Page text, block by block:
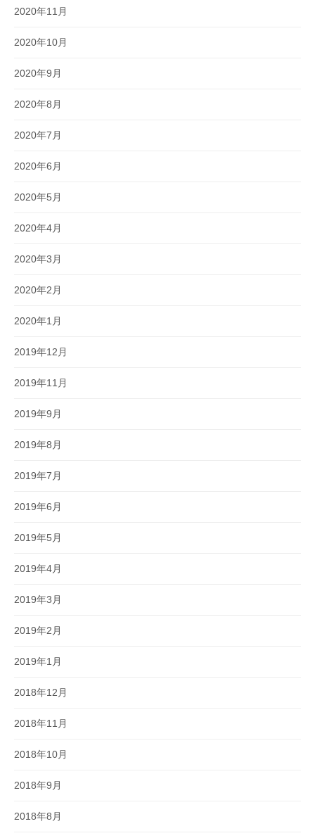
2020年11月
2020年10月
2020年9月
2020年8月
2020年7月
2020年6月
2020年5月
2020年4月
2020年3月
2020年2月
2020年1月
2019年12月
2019年11月
2019年9月
2019年8月
2019年7月
2019年6月
2019年5月
2019年4月
2019年3月
2019年2月
2019年1月
2018年12月
2018年11月
2018年10月
2018年9月
2018年8月